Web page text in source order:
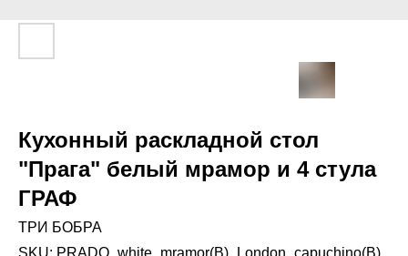
Кухонный раскладной стол
"Прага" белый мрамор и 4 стула
ГРАФ
ТРИ БОБРА
SKU: PRADO_white_mramor(B)_London_capuchino(B)